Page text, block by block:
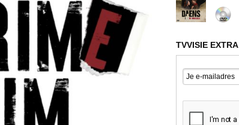
TVVISIE EXTRA